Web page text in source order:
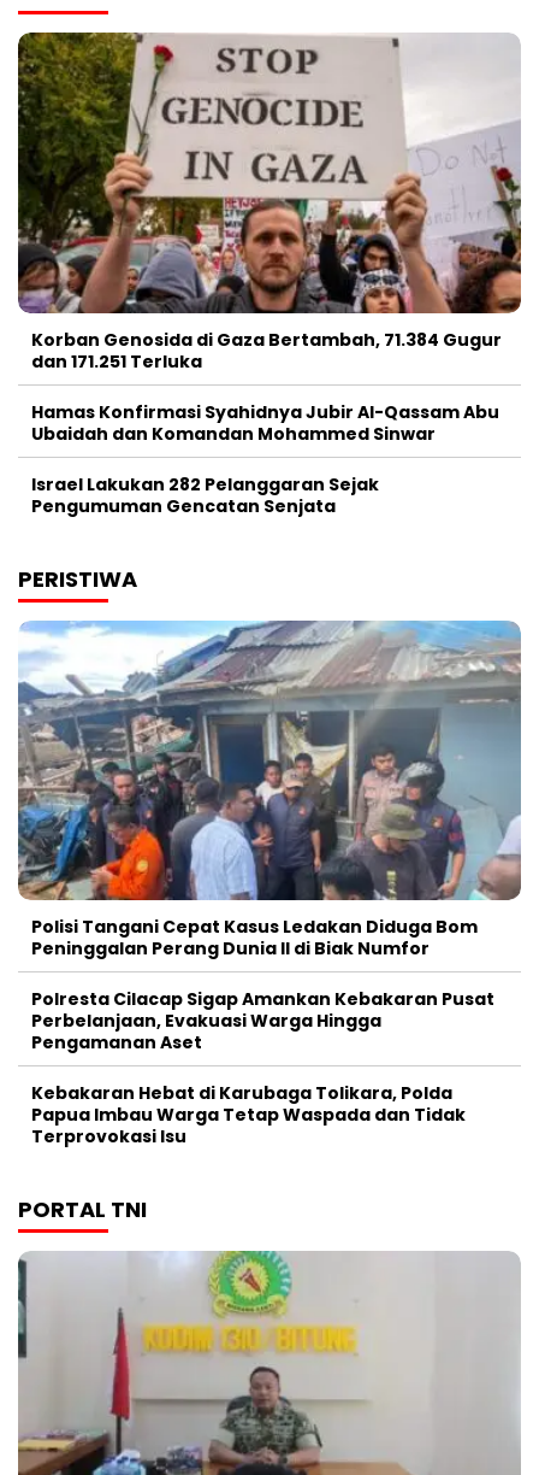
Korban Genosida di Gaza Bertambah, 71.384 Gugur
dan 171.251 Terluka
Hamas Konfirmasi Syahidnya Jubir Al-Qassam Abu
Ubaidah dan Komandan Mohammed Sinwar
Israel Lakukan 282 Pelanggaran Sejak
Pengumuman Gencatan Senjata
PERISTIWA
Polisi Tangani Cepat Kasus Ledakan Diduga Bom
Peninggalan Perang Dunia II di Biak Numfor
Polresta Cilacap Sigap Amankan Kebakaran Pusat
Perbelanjaan, Evakuasi Warga Hingga
Pengamanan Aset
Kebakaran Hebat di Karubaga Tolikara, Polda
Papua Imbau Warga Tetap Waspada dan Tidak
Terprovokasi Isu
PORTAL TNI